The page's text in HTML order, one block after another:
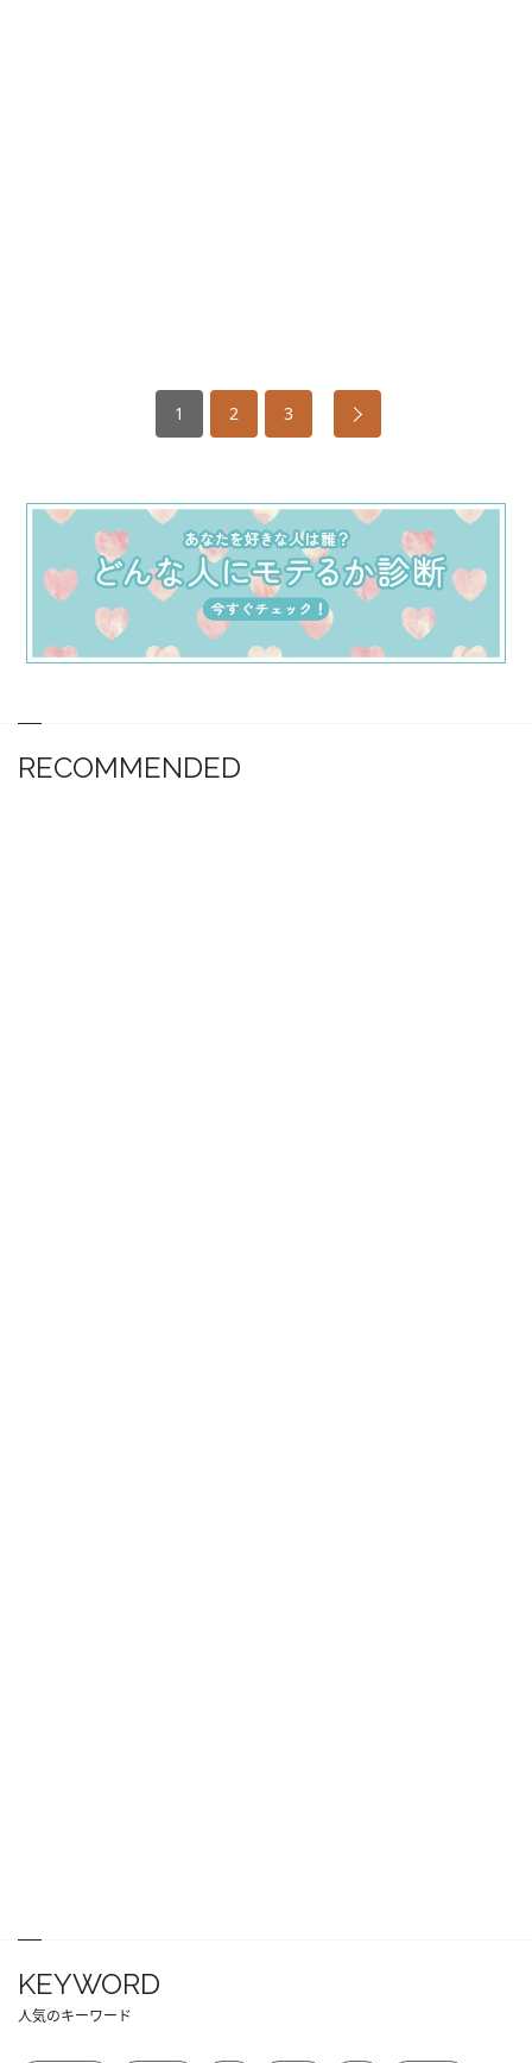
1 2 3
RECOMMENDED
KEYWORD
人気のキーワード